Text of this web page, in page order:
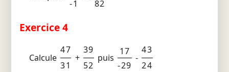
-1
82
Exercice 4
Calcule
47
31
+
39
52
puis
17
-29
-
43
24